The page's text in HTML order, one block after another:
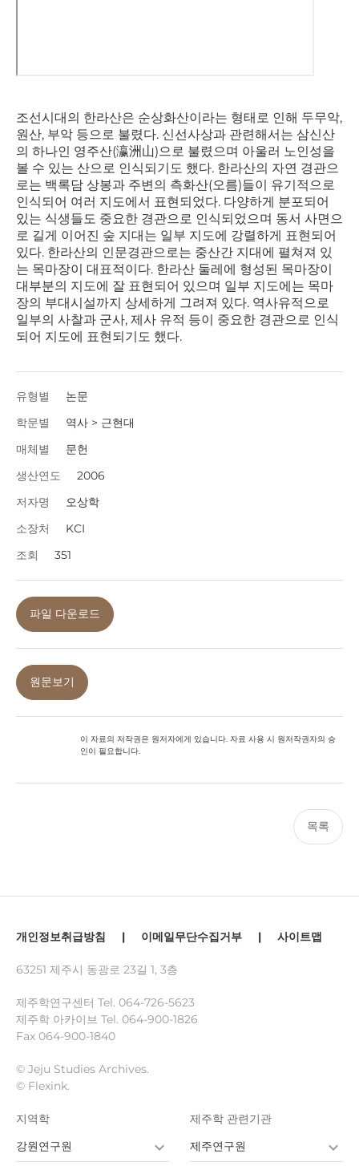
조선시대의 한라산은 순상화산이라는 형태로 인해 두무악,
원산, 부악 등으로 불렸다. 신선사상과 관련해서는 삼신산
의 하나인 영주산(瀛洲山)으로 불렸으며 아울러 노인성을
볼 수 있는 산으로 인식되기도 했다. 한라산의 자연 경관으
로는 백록담 상봉과 주변의 측화산(오름)들이 유기적으로
인식되어 여러 지도에서 표현되었다. 다양하게 분포되어
있는 식생들도 중요한 경관으로 인식되었으며 동서 사면으
로 길게 이어진 숲 지대는 일부 지도에 강렬하게 표현되어
있다. 한라산의 인문경관으로는 중산간 지대에 펼쳐져 있
는 목마장이 대표적이다. 한라산 둘레에 형성된 목마장이
대부분의 지도에 잘 표현되어 있으며 일부 지도에는 목마
장의 부대시설까지 상세하게 그려져 있다. 역사유적으로
일부의 사찰과 군사, 제사 유적 등이 중요한 경관으로 인식
되어 지도에 표현되기도 했다.
유형별
논문
학문별
역사 > 근현대
매체별
문헌
생산연도
2006
저자명
오상학
소장처
KCI
조회
351
파일 다운로드
원문보기
이 자료의 저작권은 원저자에게 있습니다. 자료 사용 시 원저작권자의 승
인이 필요합니다.
목록
개인정보취급방침 | 이메일무단수집거부 | 사이트맵
63251 제주시 동광로 23길 1, 3층
제주학연구센터 Tel. 064-726-5623
제주학 아카이브 Tel. 064-900-1826
Fax 064-900-1840
© Jeju Studies Archives.
© Flexink.
지역학
강원연구원
제주학 관련기관
제주연구원